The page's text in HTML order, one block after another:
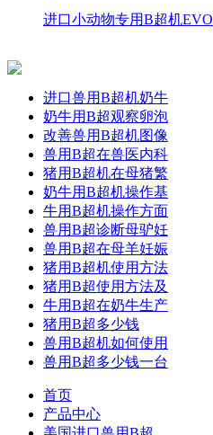
进口小动物专用B超机EVO
进口兽用B超机奶牛
奶牛用B超观察卵泡
改善兽用B超机图像
兽用B超在兽医内科
猪用B超机在母猪繁
奶牛用B超机操作基
牛用B超机操作方面
兽用B超诊断母驴妊
兽用B超在母羊妊娠
猪用B超机使用方法
猪用B超使用方法及
牛用B超在奶牛生产
猪用B超多少钱
兽用B超机如何使用
兽用B超多少钱一台
首页
产品中心